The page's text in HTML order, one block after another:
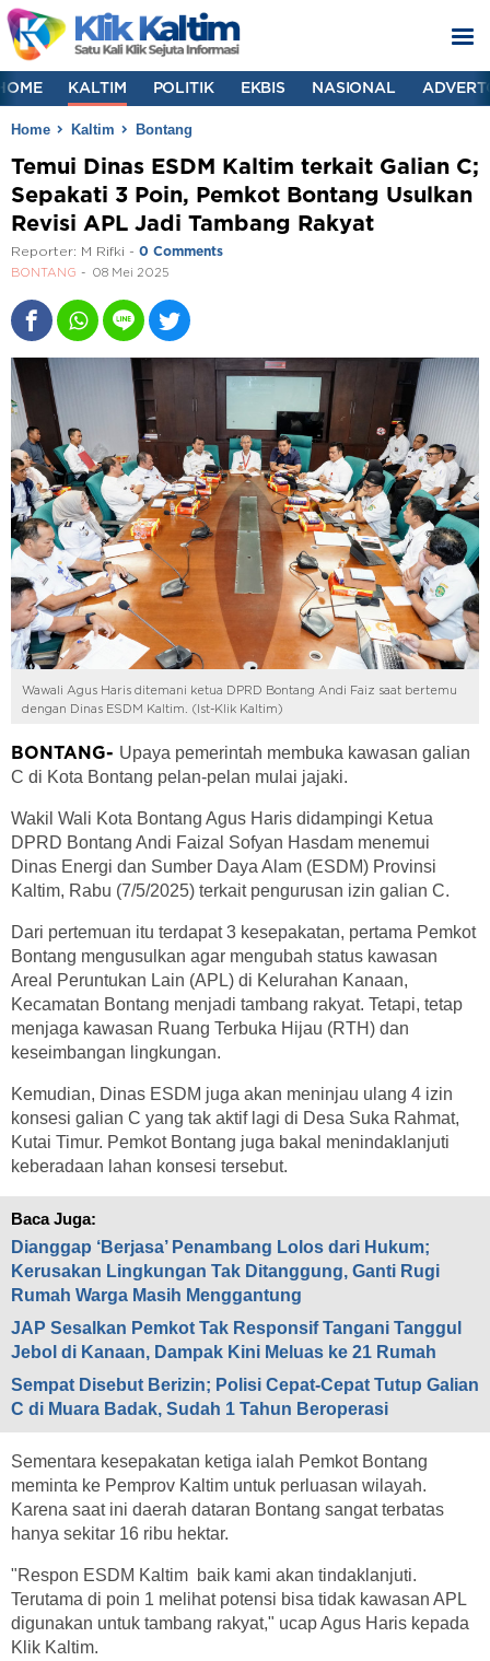
KALTIM POLITIK EKBIS NASIONAL
Home Kaltim Bontang
Temui Dinas ESDM Kaltim terkait Galian C;
Sepakati 3 Poin, Pemkot Bontang Usulkan
Revisi APL Jadi Tambang Rakyat
Reporter: M Rifki - 0 Comments
BONTANG 08 Mei 2025
Wawali Agus Haris ditemani ketua DPRD Bontang Andi Faiz saat bertemu
dengan Dinas ESDM Kaltim. (Ist-Klik Kaltim)
BONTANG- Upaya pemerintah membuka kawasan galian
C di Kota Bontang pelan-pelan mulai jajaki.
Wakil Wali Kota Bontang Agus Haris didampingi Ketua
DPRD Bontang Andi Faizal Sofyan Hasdam menemui
Dinas Energi dan Sumber Daya Alam (ESDM) Provinsi
Kaltim, Rabu (7/5/2025) terkait pengurusan izin galian C.
Dari pertemuan itu terdapat 3 kesepakatan, pertama Pemkot
Bontang mengusulkan agar mengubah status kawasan
Areal Peruntukan Lain (APL) di Kelurahan Kanaan,
Kecamatan Bontang menjadi tambang rakyat. Tetapi, tetap
menjaga kawasan Ruang Terbuka Hijau (RTH) dan
keseimbangan lingkungan.
Kemudian, Dinas ESDM juga akan meninjau ulang 4 izin
konsesi galian C yang tak aktif lagi di Desa Suka Rahmat,
Kutai Timur. Pemkot Bontang juga bakal menindaklanjuti
keberadaan lahan konsesi tersebut.
Baca Juga:
Dianggap ‘Berjasa’ Penambang Lolos dari Hukum;
Kerusakan Lingkungan Tak Ditanggung, Ganti Rugi
Rumah Warga Masih Menggantung
JAP Sesalkan Pemkot Tak Responsif Tangani Tanggul
Jebol di Kanaan, Dampak Kini Meluas ke 21 Rumah
Sempat Disebut Berizin; Polisi Cepat-Cepat Tutup Galian
C di Muara Badak, Sudah 1 Tahun Beroperasi
Sementara kesepakatan ketiga ialah Pemkot Bontang
meminta ke Pemprov Kaltim untuk perluasan wilayah.
Karena saat ini daerah dataran Bontang sangat terbatas
hanya sekitar 16 ribu hektar.
"Respon ESDM Kaltim baik kami akan tindaklanjuti.
Terutama di poin 1 melihat potensi bisa tidak kawasan APL
digunakan untuk tambang rakyat," ucap Agus Haris kepada
Klik Kaltim.